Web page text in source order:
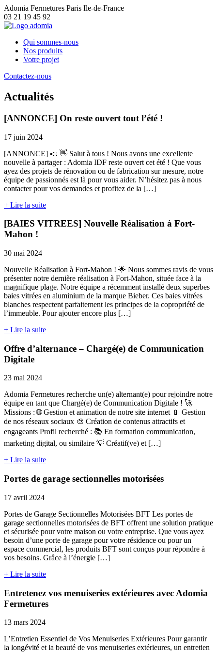
Adomia Fermetures Paris Ile-de-France
03 21 19 45 92
Qui sommes-nous
Nos produits
Votre projet
Contactez-nous
Actualités
[ANNONCE] On reste ouvert tout l’été !
17 juin 2024
[ANNONCE] 📣 👋 Salut à tous ! Nous avons une excellente
nouvelle à partager : Adomia IDF reste ouvert cet été ! Que vous
ayez des projets de rénovation ou de fabrication sur mesure, notre
équipe de passionnés est là pour vous aider. N’hésitez pas à nous
contacter pour vos demandes et profitez de la […]
+ Lire la suite
[BAIES VITREES] Nouvelle Réalisation à Fort-
Mahon !
30 mai 2024
Nouvelle Réalisation à Fort-Mahon ! 🌟 Nous sommes ravis de vous
présenter notre dernière réalisation à Fort-Mahon, située face à la
magnifique plage. Notre équipe a récemment installé deux superbes
baies vitrées en aluminium de la marque Bieber. Ces baies vitrées
blanches respectent parfaitement les principes de la copropriété de
l’immeuble. Pour ajouter encore plus […]
+ Lire la suite
Offre d’alternance – Chargé(e) de Communication
Digitale
23 mai 2024
Adomia Fermetures recherche un(e) alternant(e) pour rejoindre notre
équipe en tant que Chargé(e) de Communication Digitale ! 🚀
Missions : 🌐 Gestion et animation de notre site internet 📱 Gestion
de nos réseaux sociaux 🎨 Création de contenus attractifs et
engageants Profil recherché : 📚 En formation communication,
marketing digital, ou similaire 💡 Créatif(ve) et […]
+ Lire la suite
Portes de garage sectionnelles motorisées
17 avril 2024
Portes de Garage Sectionnelles Motorisées BFT Les portes de
garage sectionnelles motorisées de BFT offrent une solution pratique
et sécurisée pour votre maison ou votre entreprise. Que vous ayez
besoin d’une porte de garage pour votre résidence ou pour un
espace commercial, les produits BFT sont conçus pour répondre à
vos besoins. Grâce à l’énergie […]
+ Lire la suite
Entretenez vos menuiseries extérieures avec Adomia
Fermetures
13 mars 2024
L’Entretien Essentiel de Vos Menuiseries Extérieures Pour garantir
la longévité et la beauté de vos menuiseries extérieures, un entretien